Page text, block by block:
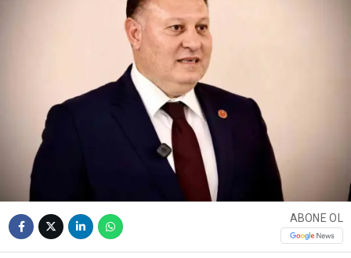
ABONE OL